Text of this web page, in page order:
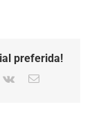
a
preferida!
Vk Email: